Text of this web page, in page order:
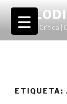
Saltar
contenidoTeatro | Crítica |
ETIQUETA: